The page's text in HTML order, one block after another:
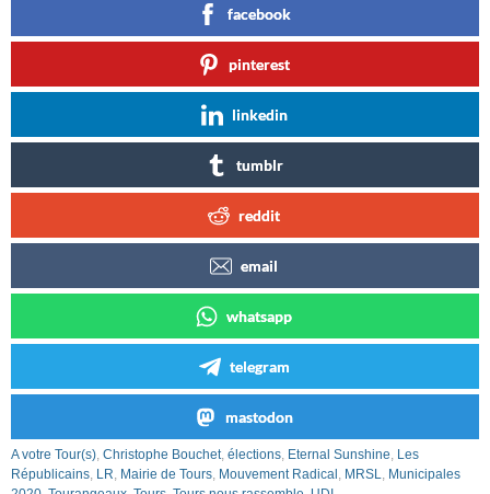
facebook
pinterest
linkedin
tumblr
reddit
email
whatsapp
telegram
mastodon
A votre Tour(s), Christophe Bouchet, élections, Eternal Sunshine, Les
Républicains, LR, Mairie de Tours, Mouvement Radical , MRSL, Municipales